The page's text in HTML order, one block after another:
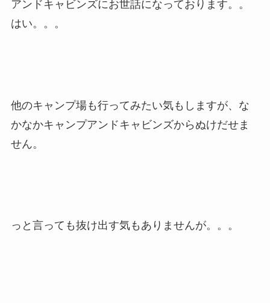
アンドキャビンズにお世話になっております。。
はい。。。
他のキャンプ場も行ってみたい気もしますが、な
かなかキャンプアンドキャビンズからぬけだせま
せん。
っと言っても抜け出す気もありませんが。。。